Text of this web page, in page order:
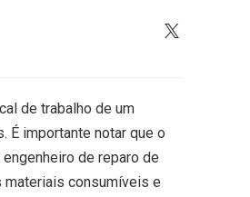
de trabalho de um
É importante notar que o
de reparo de
materiais consumíveis e